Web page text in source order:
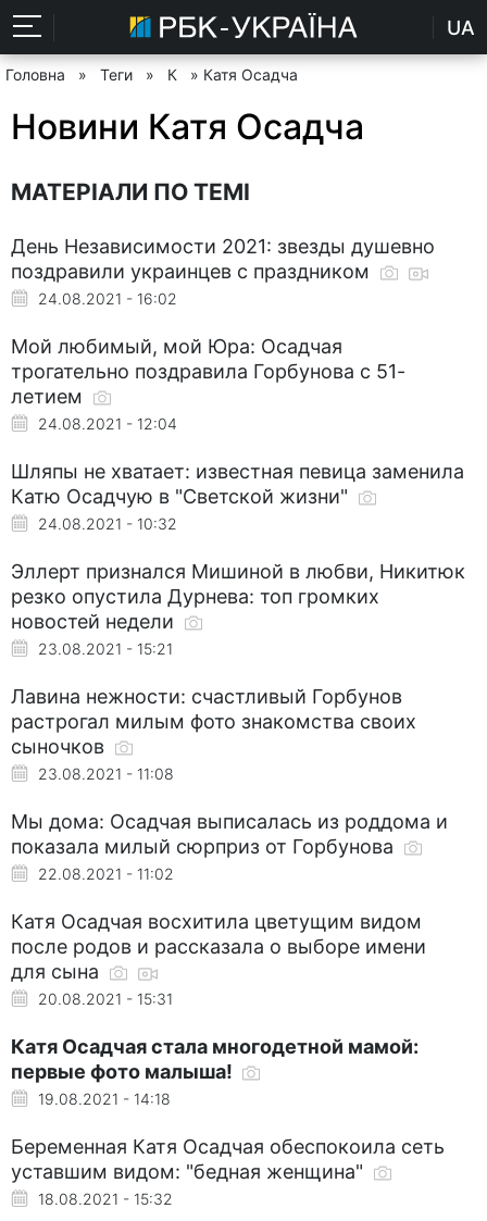
UA
Головна » Теги » К » Катя Осадча
Новини Катя Осадча
МАТЕРІАЛИ ПО ТЕМІ
День Независимости 2021: звезды душевно
поздравили украинцев с праздником
24.08.2021 - 16:02
Мой любимый, мой Юра: Осадчая
трогательно поздравила Горбунова с 51-
летием
24.08.2021 - 12:04
Шляпы не хватает: известная певица заменила
Катю Осадчую в "Светской жизни"
24.08.2021 - 10:32
Эллерт признался Мишиной в любви, Никитюк
резко опустила Дурнева: топ громких
новостей недели
23.08.2021 - 15:21
Лавина нежности: счастливый Горбунов
растрогал милым фото знакомства своих
сыночков
23.08.2021 - 11:08
Мы дома: Осадчая выписалась из роддома и
показала милый сюрприз от Горбунова
22.08.2021 - 11:02
Катя Осадчая восхитила цветущим видом
после родов и рассказала о выборе имени
для сына
20.08.2021 - 15:31
Катя Осадчая стала многодетной мамой:
первые фото малыша!
19.08.2021 - 14:18
Беременная Катя Осадчая обеспокоила сеть
уставшим видом: "бедная женщина"
18.08.2021 - 15:32